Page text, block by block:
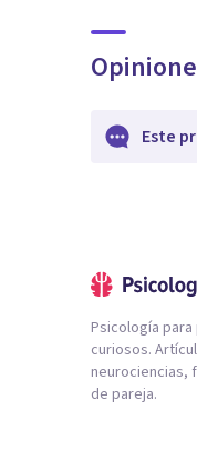
Este
Psicología
curiosos.
neurociencias,
de pareja.